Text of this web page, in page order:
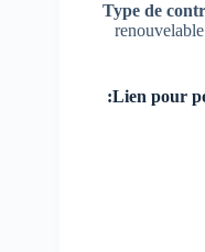
Type de
Lien pour